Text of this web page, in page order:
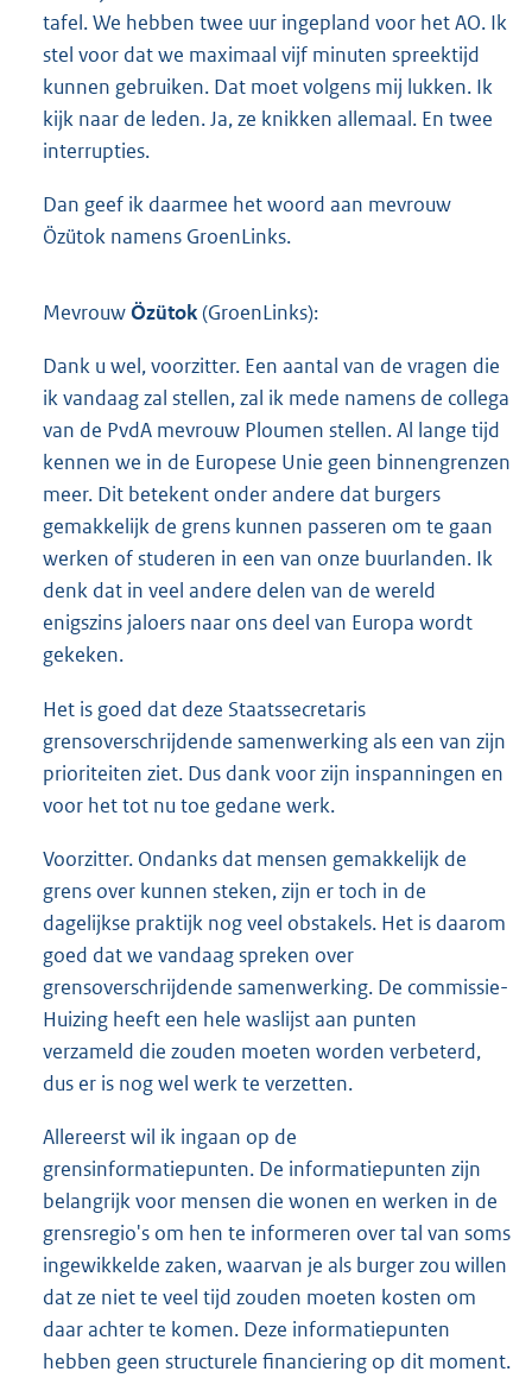
tafel. We hebben twee uur ingepland voor het AO. Ik
stel voor dat we maximaal vijf minuten spreektijd
kunnen gebruiken. Dat moet volgens mij lukken. Ik
kijk naar de leden. Ja, ze knikken allemaal. En twee
interrupties.
Dan geef ik daarmee het woord aan mevrouw
Özütok namens GroenLinks.
MevrouwÖzütok(GroenLinks):
Dank u wel, voorzitter. Een aantal van de vragen die
ik vandaag zal stellen, zal ik mede namens de collega
van de PvdA mevrouw Ploumen stellen. Al lange tijd
kennen we in de Europese Unie geen binnengrenzen
meer. Dit betekent onder andere dat burgers
gemakkelijk de grens kunnen passeren om te gaan
werken of studeren in een van onze buurlanden. Ik
denk dat in veel andere delen van de wereld
enigszins jaloers naar ons deel van Europa wordt
gekeken.
Het is goed dat deze Staatssecretaris
grensoverschrijdende samenwerking als een van zijn
prioriteiten ziet. Dus dank voor zijn inspanningen en
voor het tot nu toe gedane werk.
Voorzitter. Ondanks dat mensen gemakkelijk de
grens over kunnen steken, zijn er toch in de
dagelijkse praktijk nog veel obstakels. Het is daarom
goed dat we vandaag spreken over
grensoverschrijdende samenwerking. De commissie-
Huizing heeft een hele waslijst aan punten
verzameld die zouden moeten worden verbeterd,
dus er is nog wel werk te verzetten.
Allereerst wil ik ingaan op de
grensinformatiepunten. De informatiepunten zijn
belangrijk voor mensen die wonen en werken in de
grensregio's om hen te informeren over tal van soms
ingewikkelde zaken, waarvan je als burger zou willen
dat ze niet te veel tijd zouden moeten kosten om
daar achter te komen. Deze informatiepunten
hebben geen structurele financiering op dit moment.